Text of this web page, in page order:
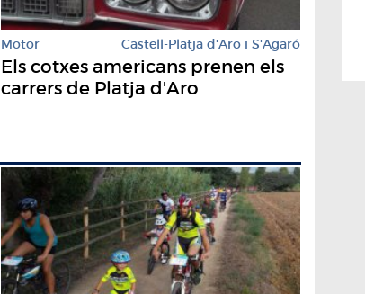
Motor Castell-Platja d'Aro i S'Agaró
Els cotxes americans prenen els
carrers de Platja d'Aro